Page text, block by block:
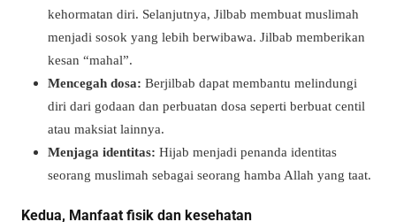
kehormatan diri. Selanjutnya, Jilbab membuat muslimah
menjadi sosok yang lebih berwibawa. Jilbab memberikan
kesan “mahal”.
Mencegah dosa: Berjilbab dapat membantu melindungi
diri dari godaan dan perbuatan dosa seperti berbuat centil
atau maksiat lainnya.
Menjaga identitas: Hijab menjadi penanda identitas
seorang muslimah sebagai seorang hamba Allah yang taat.
Kedua, Manfaat fisik dan kesehatan